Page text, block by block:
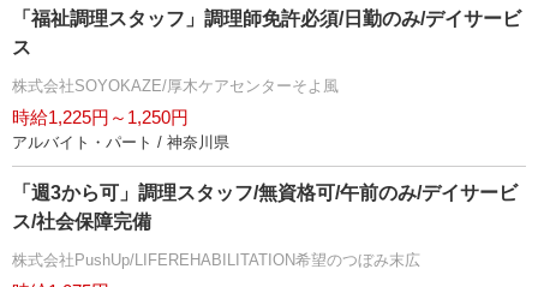
「福祉調理スタッフ」調理師免許必須/日勤のみ/デイサービ
ス
株式会社SOYOKAZE/厚木ケアセンターそよ風
時給1,225円～1,250円
アルバイト・パート / 神奈川県
「週3から可」調理スタッフ/無資格可/午前のみ/デイサービ
ス/社会保障完備
株式会社PushUp/LIFEREHABILITATION希望のつぼみ末広